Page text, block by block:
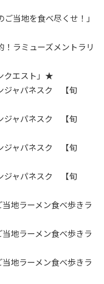
当地を食べ尽くせ！」
！ラミューズメントラリ
クエスト」★
ジャパネスク 【旬
ジャパネスク 【旬
ジャパネスク 【旬
ジャパネスク 【旬
地ラーメン食べ歩きラ
地ラーメン食べ歩きラ
地ラーメン食べ歩きラ